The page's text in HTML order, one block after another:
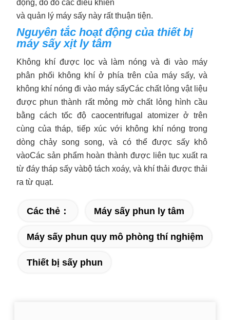
động, do đó các điều khiển
và quản lý máy sấy này rất thuận tiện.
Nguyên tắc hoạt động của thiết bị
máy sấy xịt ly tâm
Không khí được lọc và làm nóng và đi vào máy
phân phối không khí ở phía trên của máy sấy, và
không khí nóng đi vào máy sấyCác chất lỏng vật liệu
được phun thành rất mỏng mờ chất lỏng hình cầu
bằng cách tốc độ caocentrifugal atomizer ở trên
cùng của tháp, tiếp xúc với không khí nóng trong
dòng chảy song song, và có thể được sấy khô
vàoCác sản phẩm hoàn thành được liên tục xuất ra
từ đáy tháp sấy vàbộ tách xoáy, và khí thải được thải
ra từ quạt.
Các thẻ： Máy sấy phun ly tâm
Máy sấy phun quy mô phòng thí nghiệm
Thiết bị sấy phun